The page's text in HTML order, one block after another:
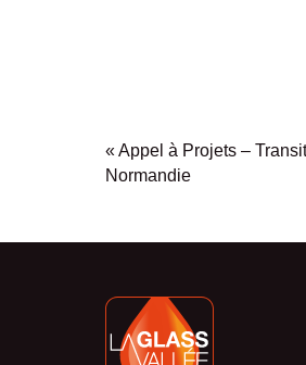
«Appel à Projets –
Normandie